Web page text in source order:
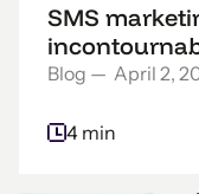
SMS
Blog — April 2,
4 min